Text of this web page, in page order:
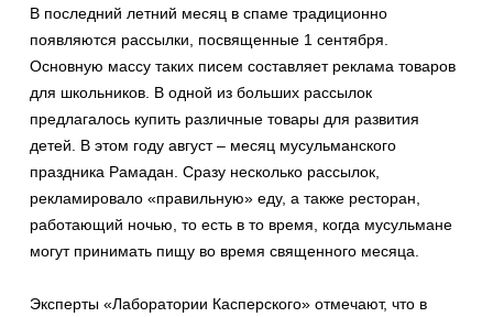
В последний летний месяц в спаме традиционно
появляются рассылки, посвященные 1 сентября.
Основную массу таких писем составляет реклама товаров
для школьников. В одной из больших рассылок
предлагалось купить различные товары для развития
детей. В этом году август – месяц мусульманского
праздника Рамадан. Сразу несколько рассылок,
рекламировало «правильную» еду, а также ресторан,
работающий ночью, то есть в то время, когда мусульмане
могут принимать пищу во время священного месяца.
Эксперты «Лаборатории Касперского» отмечают, что в